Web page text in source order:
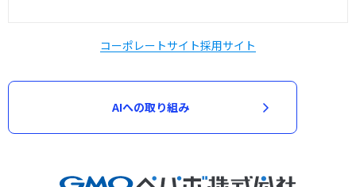
コーポレートサイト採用サイト
AIへの取り組み